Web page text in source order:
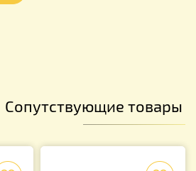
Сопутствующие товары